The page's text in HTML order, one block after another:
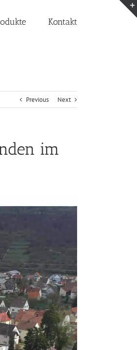
Kontakt
Previous Next
im